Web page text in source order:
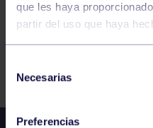
que les haya
partir del uso que haya
Necesarias
Preferencias